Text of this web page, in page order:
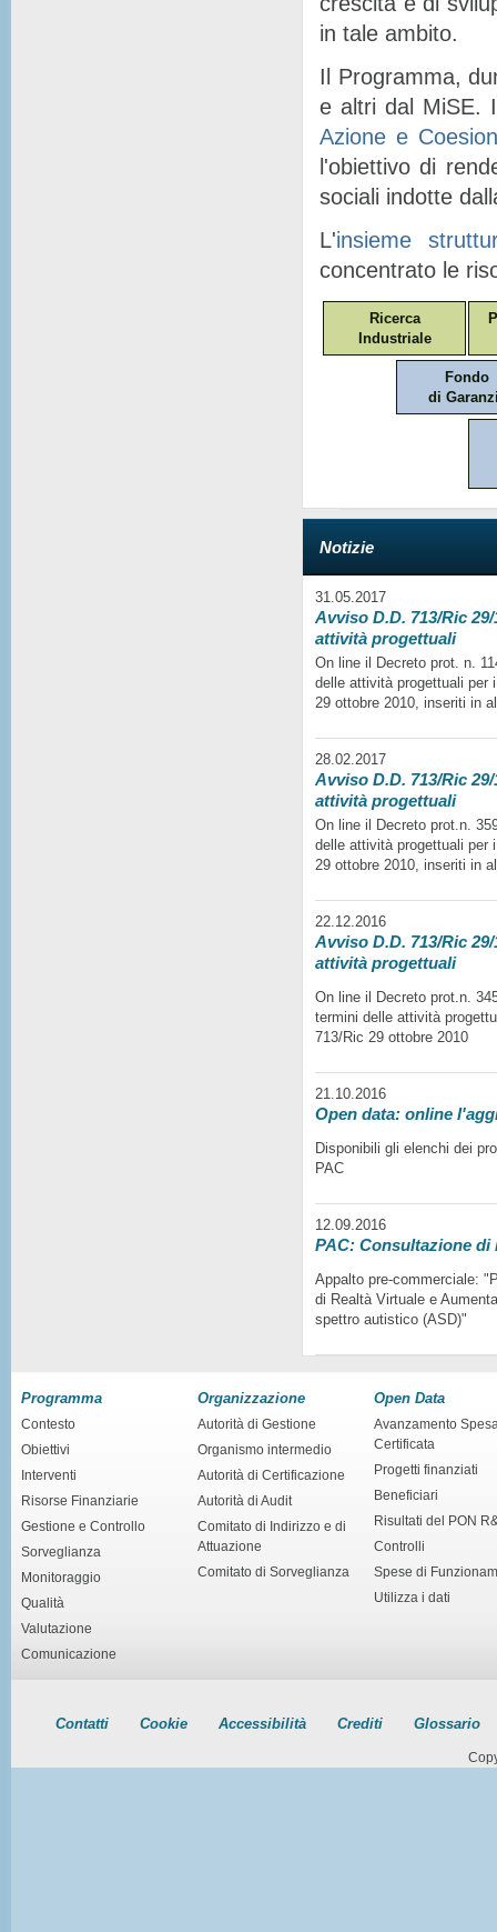
in tale ambito.
Il Programma,
e altri dal MiSE.
Azione e
l'obiettivo di
sociali indotte
L'insieme
concentrato le
Ricerca
Industriale
Fondo
di
Notizie
31.05.2017
Avviso D.D. 713/Ric
attività progettuali
On line il Decreto prot. n.
delle attività progettuali per
29 ottobre 2010, inseriti in
28.02.2017
Avviso D.D. 713/Ric
attività progettuali
On line il Decreto prot.n.
delle attività progettuali per
29 ottobre 2010, inseriti in
22.12.2016
Avviso D.D. 713/Ric
attività progettuali
On line il Decreto prot.n.
termini delle attività
713/Ric 29 ottobre 2010
21.10.2016
Open data: online
Disponibili gli elenchi dei
PAC
12.09.2016
PAC: Consultazione di
Appalto pre-commerciale:
di Realtà Virtuale e
spettro autistico (ASD)"
Programma
Contesto
Obiettivi
Interventi
Risorse Finanziarie
Gestione e Controllo
Sorveglianza
Monitoraggio
Qualità
Valutazione
Comunicazione
Organizzazione
Autorità di Gestione
Organismo intermedio
Autorità di Certificazione
Autorità di Audit
Comitato di Indirizzo e di
Attuazione
Comitato di Sorveglianza
Open Data
Avanzamento
Certificata
Progetti finanziati
Beneficiari
Risultati del PON
Controlli
Spese di
Utilizza i dati
Contatti Cookie Accessibilità Crediti Glossario